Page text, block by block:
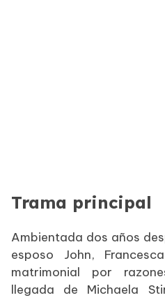
Trama principal
Ambientada dos años
esposo John,
matrimonial por
llegada de Michaela